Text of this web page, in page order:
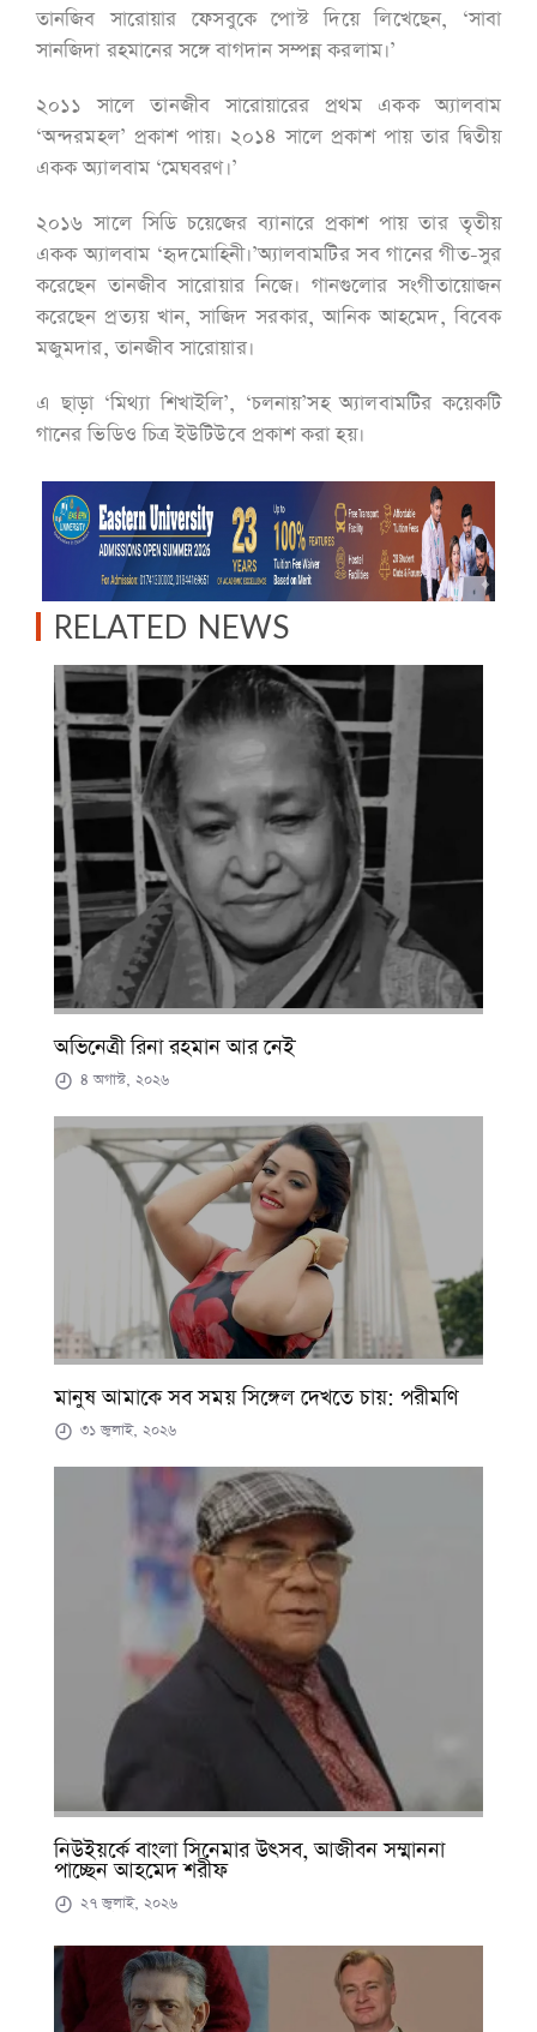
তানজিব সারোয়ার ফেসবুকে পোস্ট দিয়ে লিখেছেন, ‘সাবা
সানজিদা রহমানের সঙ্গে বাগদান সম্পন্ন করলাম।’
২০১১ সালে তানজীব সারোয়ারের প্রথম একক অ্যালবাম
‘অন্দরমহল’ প্রকাশ পায়। ২০১৪ সালে প্রকাশ পায় তার দ্বিতীয়
একক অ্যালবাম ‘মেঘবরণ।’
২০১৬ সালে সিডি চয়েজের ব্যানারে প্রকাশ পায় তার তৃতীয়
একক অ্যালবাম ‘হৃদমোহিনী।’অ্যালবামটির সব গানের গীত-সুর
করেছেন তানজীব সারোয়ার নিজে। গানগুলোর সংগীতায়োজন
করেছেন প্রত্যয় খান, সাজিদ সরকার, আনিক আহমেদ, বিবেক
মজুমদার, তানজীব সারোয়ার।
এ ছাড়া ‘মিথ্যা শিখাইলি’, ‘চলনায়’সহ অ্যালবামটির কয়েকটি
গানের ভিডিও চিত্র ইউটিউবে প্রকাশ করা হয়।
RELATED NEWS
অভিনেত্রী রিনা রহমান আর নেই
৪ অগাস্ট, ২০২৬
মানুষ আমাকে সব সময় সিঙ্গেল দেখতে চায়: পরীমণি
৩১ জুলাই, ২০২৬
নিউইয়র্কে বাংলা সিনেমার উৎসব, আজীবন সম্মাননা
পাচ্ছেন আহমেদ শরীফ
২৭ জুলাই, ২০২৬